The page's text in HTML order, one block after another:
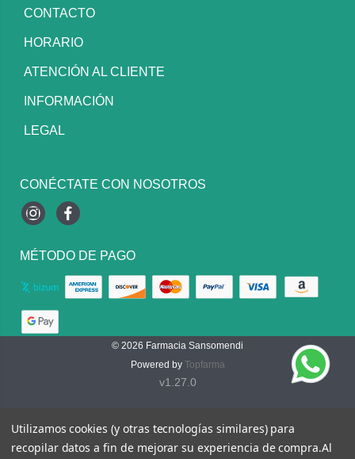
CONTACTO
HORARIO
ATENCIÓN AL CLIENTE
INFORMACIÓN
LEGAL
CONÉCTATE CON NOSOTROS
InstagramFacebook
MÉTODO DE PAGO
© 2026 Farmacia Sansomendi
Powered by Topfarma
v1.27.0
Utilizamos cookies (y otras tecnologías similares) para
recopilar datos a fin de mejorar su experiencia de compra.Al